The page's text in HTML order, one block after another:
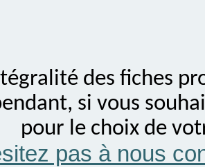
des fiches
si vous
pour le choix de
pas à nous